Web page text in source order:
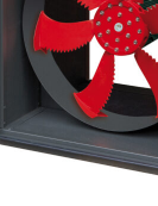
DETAILS